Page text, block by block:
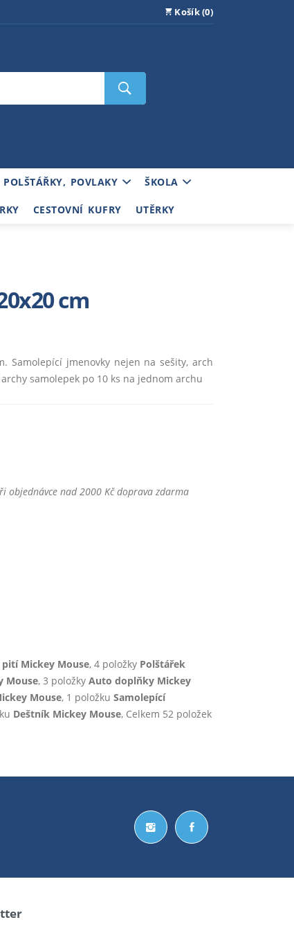
Košík (0)
POLŠTÁŘKY, POVLAKY ŠKOLA
CESTOVNÍ KUFRY UTĚRKY
cm
Samolepící jmenovky nejen na sešity, arch
samolepek po 10 ks na jednom archu
objednávce nad 2000 Kč doprava zdarma
pití Mickey Mouse, 4 položky Polštářek
Mouse, 3 položky Auto doplňky Mickey
Mouse, 1 položku Samolepící
Deštník Mickey Mouse, Celkem 52 položek